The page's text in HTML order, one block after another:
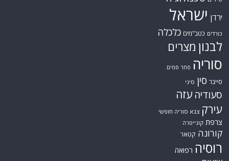
ירדן ישראל
כורדים כטב"מים כלכלה
לבנון מצרים
סוריה סחר סמים
סייבר סין סיני
סעודיה עזה
עירק צבא סוריה חופשי
צרפת קונייטרה
קורונה קטאר
רוסיה רפואה